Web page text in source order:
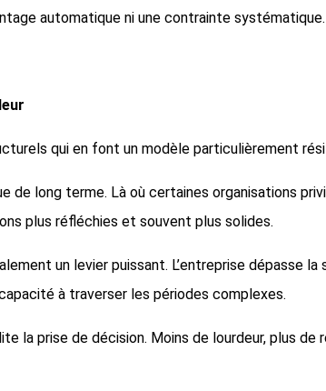
automatique ni une contrainte
qui en font un modèle particulièrement
de long terme. Là où certaines organisations
plus réfléchies et souvent plus solides.
un levier puissant. L’entreprise dépasse
à traverser les périodes complexes.
la prise de décision. Moins de lourdeur, plus